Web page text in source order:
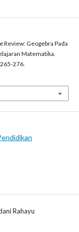
Review: Geogebra Pada
Matematika.
276.
Rahayu